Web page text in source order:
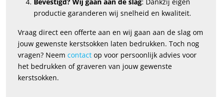
productie garanderen wij snelheid en kwaliteit.
Vraag direct een offerte aan en wij gaan aan de slag om
jouw gewenste kerstsokken laten bedrukken. Toch nog
vragen? Neem contact op voor persoonlijk advies voor
het bedrukken of graveren van jouw gewenste
kerstsokken.